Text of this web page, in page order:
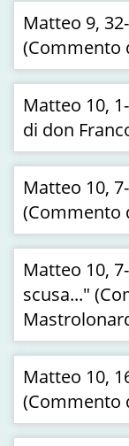
Matteo 9,
(Commento
Matteo 10,
di don
Matteo 10,
(Commento
Matteo 10,
scusa..."
Matteo 10,
(Commento